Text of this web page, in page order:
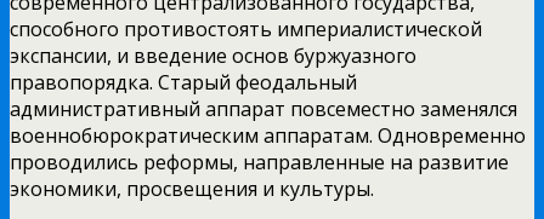
способного противостоять империалистической
экспансии, и введение основ буржуазного
правопорядка. Старый феодальный
административный аппарат повсеместно заменялся
военнобюрократическим аппаратам. Одновременно
проводились реформы, направленные на развитие
экономики, просвещения и культуры.